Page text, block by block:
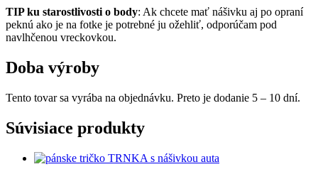
TIP ku starostlivosti o body: Ak chcete mať nášivku aj po opraní
peknú ako je na fotke je potrebné ju ožehliť, odporúčam pod
navlhčenou vreckovkou.
Doba výroby
Tento tovar sa vyrába na objednávku. Preto je dodanie 5 – 10 dní.
Súvisiace produkty